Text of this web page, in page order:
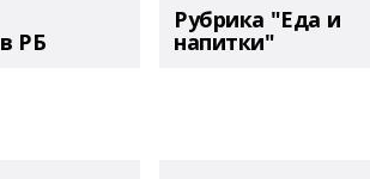
РБ
Рубрика "Еда и
напитки"